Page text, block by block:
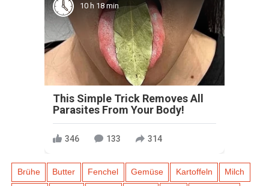
10 h 18 min
This Simple Trick Removes All
Parasites From Your Body!
346 133 314
Brühe Butter Fenchel Gemüse Kartoffeln Milch